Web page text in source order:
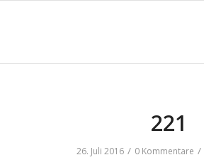
221
26. Juli 2016 / 0 Kommentare /